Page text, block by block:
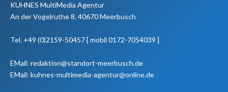
KUHNES MultiMedia Agentur
An der Vogelruthe 8, 40670 Meerbusch
Tel. +49 (0)2159-50457 [ mobil 0172-7054039 ]
EMail: redaktion@standort-meerbusch.de
EMail: kuhnes-multimedia-agentur@online.de